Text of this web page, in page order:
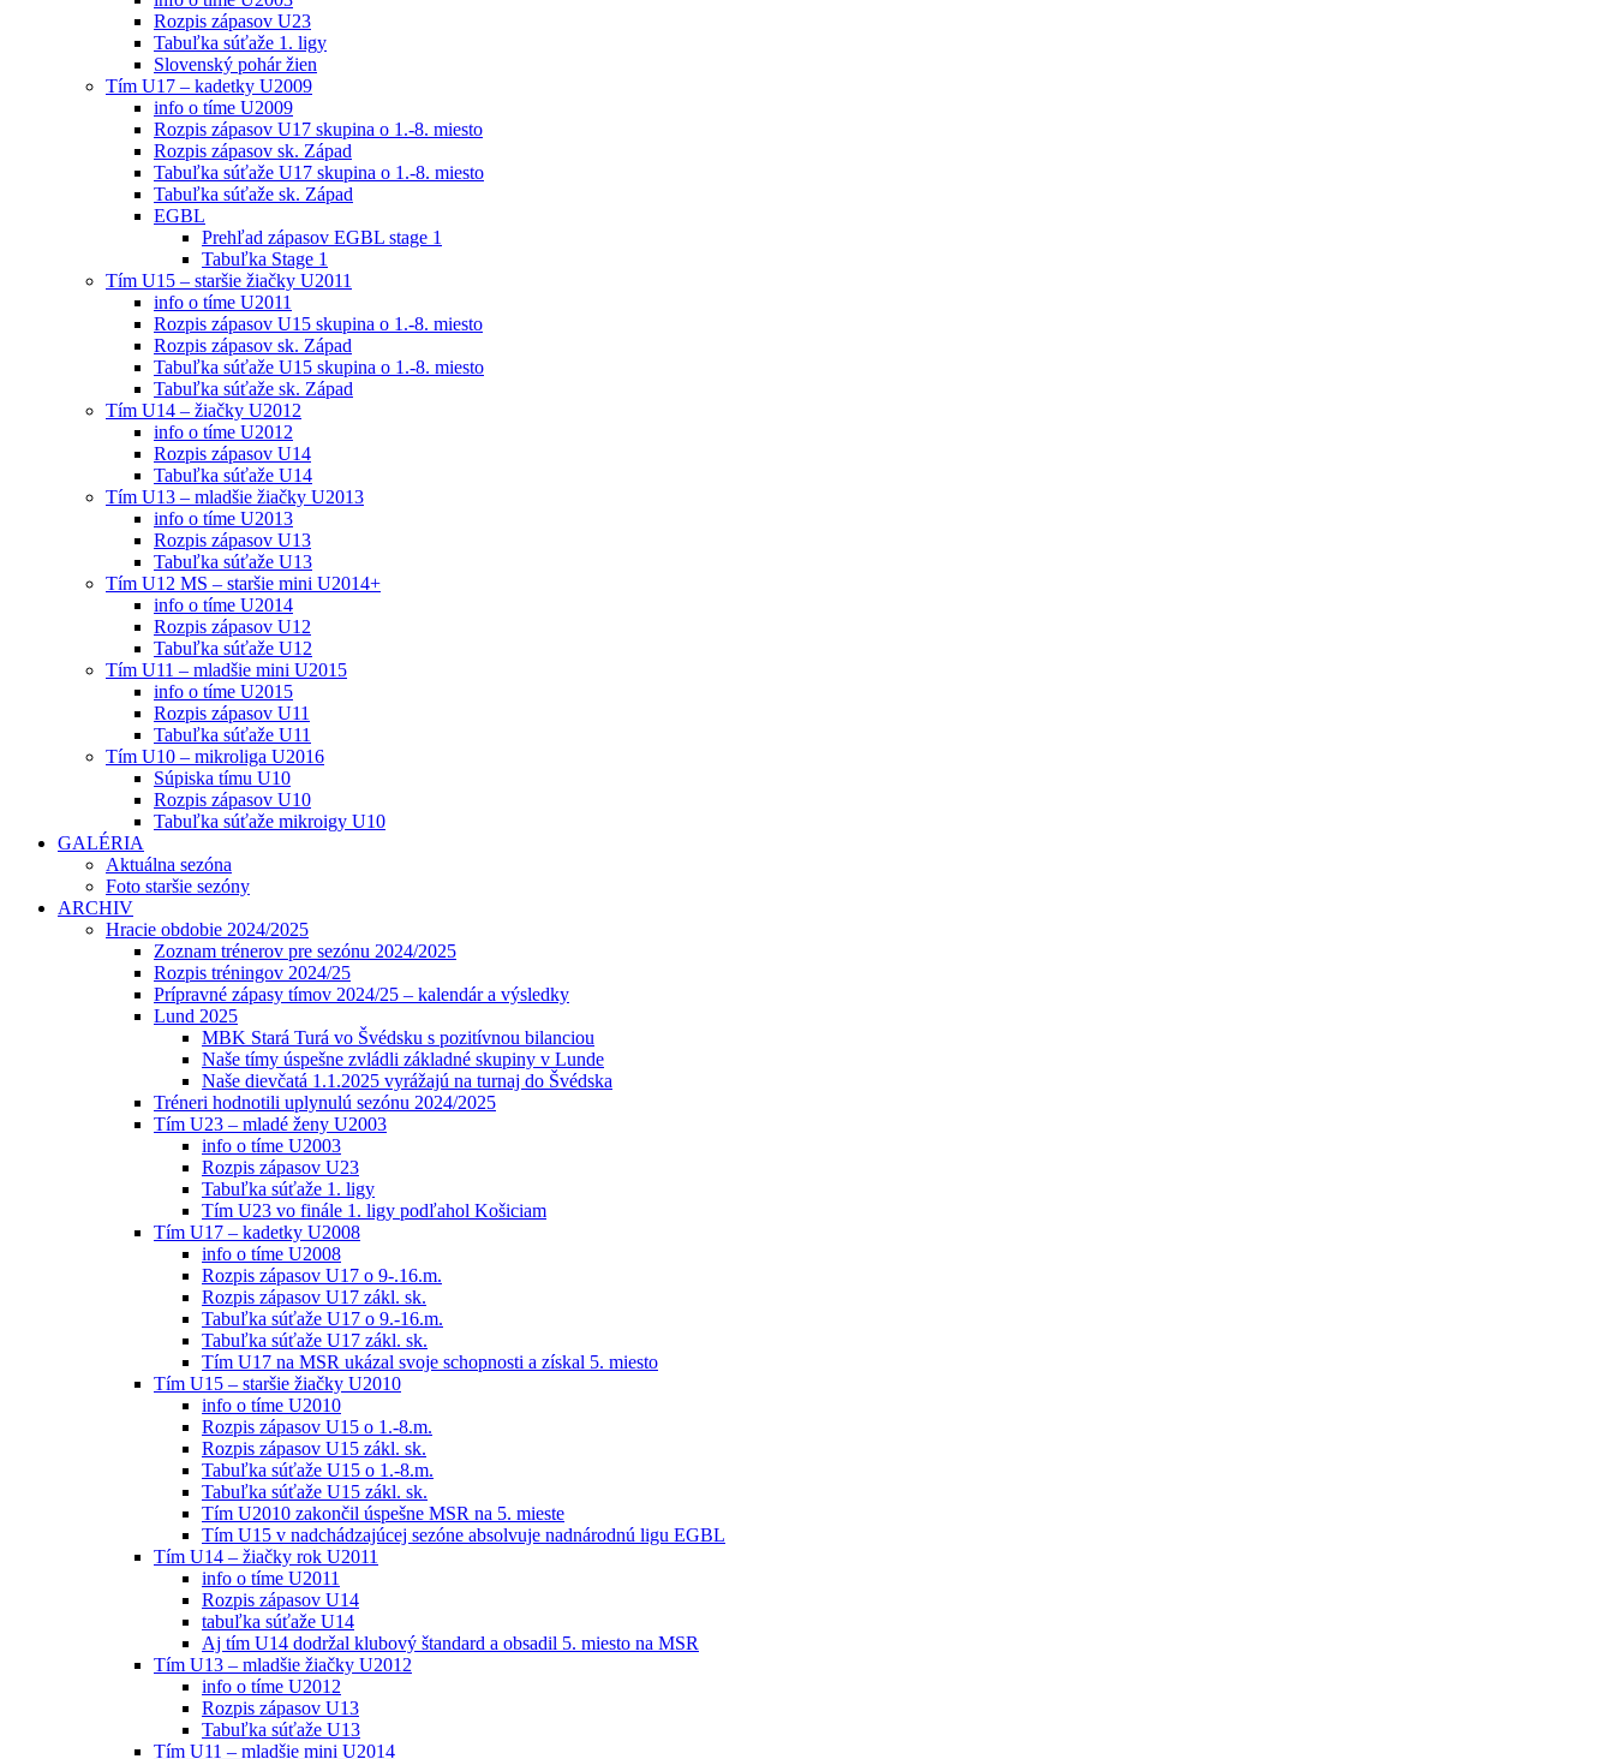
Rozpis zápasov U23
Tabuľka súťaže 1. ligy
Slovenský pohár žien
Tím U17 – kadetky U2009
info o tíme U2009
Rozpis zápasov U17 skupina o 1.-8. miesto
Rozpis zápasov sk. Západ
Tabuľka súťaže U17 skupina o 1.-8. miesto
Tabuľka súťaže sk. Západ
EGBL
Prehľad zápasov EGBL stage 1
Tabuľka Stage 1
Tím U15 – staršie žiačky U2011
info o tíme U2011
Rozpis zápasov U15 skupina o 1.-8. miesto
Rozpis zápasov sk. Západ
Tabuľka súťaže U15 skupina o 1.-8. miesto
Tabuľka súťaže sk. Západ
Tím U14 – žiačky U2012
info o tíme U2012
Rozpis zápasov U14
Tabuľka súťaže U14
Tím U13 – mladšie žiačky U2013
info o tíme U2013
Rozpis zápasov U13
Tabuľka súťaže U13
Tím U12 MS – staršie mini U2014+
info o tíme U2014
Rozpis zápasov U12
Tabuľka súťaže U12
Tím U11 – mladšie mini U2015
info o tíme U2015
Rozpis zápasov U11
Tabuľka súťaže U11
Tím U10 – mikroliga U2016
Súpiska tímu U10
Rozpis zápasov U10
Tabuľka súťaže mikroigy U10
GALÉRIA
Aktuálna sezóna
Foto staršie sezóny
ARCHIV
Hracie obdobie 2024/2025
Zoznam trénerov pre sezónu 2024/2025
Rozpis tréningov 2024/25
Prípravné zápasy tímov 2024/25 – kalendár a výsledky
Lund 2025
MBK Stará Turá vo Švédsku s pozitívnou bilanciou
Naše tímy úspešne zvládli základné skupiny v Lunde
Naše dievčatá 1.1.2025 vyrážajú na turnaj do Švédska
Tréneri hodnotili uplynulú sezónu 2024/2025
Tím U23 – mladé ženy U2003
info o tíme U2003
Rozpis zápasov U23
Tabuľka súťaže 1. ligy
Tím U23 vo finále 1. ligy podľahol Košiciam
Tím U17 – kadetky U2008
info o tíme U2008
Rozpis zápasov U17 o 9-.16.m.
Rozpis zápasov U17 zákl. sk.
Tabuľka súťaže U17 o 9.-16.m.
Tabuľka súťaže U17 zákl. sk.
Tím U17 na MSR ukázal svoje schopnosti a získal 5. miesto
Tím U15 – staršie žiačky U2010
info o tíme U2010
Rozpis zápasov U15 o 1.-8.m.
Rozpis zápasov U15 zákl. sk.
Tabuľka súťaže U15 o 1.-8.m.
Tabuľka súťaže U15 zákl. sk.
Tím U2010 zakončil úspešne MSR na 5. mieste
Tím U15 v nadchádzajúcej sezóne absolvuje nadnárodnú ligu EGBL
Tím U14 – žiačky rok U2011
info o tíme U2011
Rozpis zápasov U14
tabuľka súťaže U14
Aj tím U14 dodržal klubový štandard a obsadil 5. miesto na MSR
Tím U13 – mladšie žiačky U2012
info o tíme U2012
Rozpis zápasov U13
Tabuľka súťaže U13
Tím U11 – mladšie mini U2014